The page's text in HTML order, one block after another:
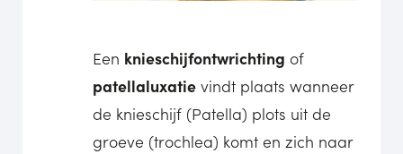
Een knieschijfontwrichting of
patellaluxatievindt plaats wanneer
de knieschijf (Patella) plots uit de
groeve (trochlea) komt en zich naar